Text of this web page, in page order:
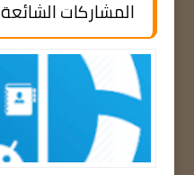
المشاركات الشائعة